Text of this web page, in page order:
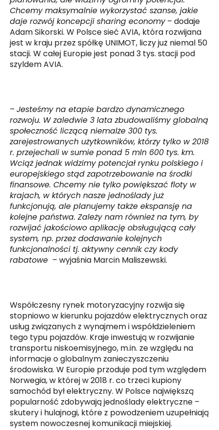
Chcemy maksymalnie wykorzystać szanse, jakie
daje rozwój koncepcji sharing economy– dodaje
Adam Sikorski. W Polsce sieć AVIA, która rozwijana
jest w kraju przez spółkę UNIMOT, liczy już niemal 50
stacji. W całej Europie jest ponad 3 tys. stacji pod
szyldem AVIA.
–Jesteśmy na etapie bardzo dynamicznego
rozwoju. W zaledwie 3 lata zbudowaliśmy globalną
społeczność liczącą niemalże 300 tys.
zarejestrowanych użytkowników, którzy tylko w 2018
r. przejechali w sumie ponad 5 mln 600 tys. km.
Wciąż jednak widzimy potencjał rynku polskiego i
europejskiego stąd zapotrzebowanie na środki
finansowe. Chcemy nie tylko powiększać floty w
krajach, w których nasze jednoślady już
funkcjonują, ale planujemy także ekspansję na
kolejne państwa. Zależy nam również na tym, by
rozwijać jakościowo aplikację obsługującą cały
system, np. przez dodawanie kolejnych
funkcjonalności tj. aktywny cennik czy kody
rabatowe – wyjaśnia Marcin Maliszewski.
Współczesny rynek motoryzacyjny rozwija się
stopniowo w kierunku pojazdów elektrycznych oraz
usług związanych z wynajmem i współdzieleniem
tego typu pojazdów. Kraje inwestują w rozwijanie
transportu niskoemisyjnego, m.in. ze względu na
informacje o globalnym zanieczyszczeniu
środowiska. W Europie przoduje pod tym względem
Norwegia, w której w 2018 r. co trzeci kupiony
samochód był elektryczny. W Polsce największą
popularność zdobywają jednoślady elektryczne –
skutery i hulajnogi, które z powodzeniem uzupełniają
system nowoczesnej komunikacji miejskiej.